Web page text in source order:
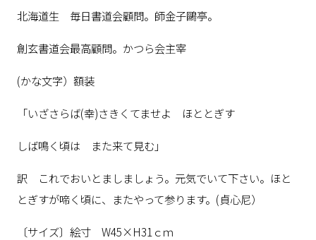
北海道生 毎日書道会顧問。師金子鷗亭。
創玄書道会最高顧問。かつら会主宰
(かな文字）額装
「いざさらば(幸)さきくてませよ ほととぎす
しば鳴く頃は また来て見む」
訳 これでおいとましましょう。元気でいて下さい。ほと
とぎすが啼く頃に、またやって参ります。(貞心尼）
〔サイズ〕絵寸 W45×H31ｃｍ